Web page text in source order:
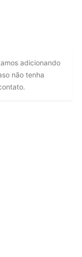
adicionando
não tenha